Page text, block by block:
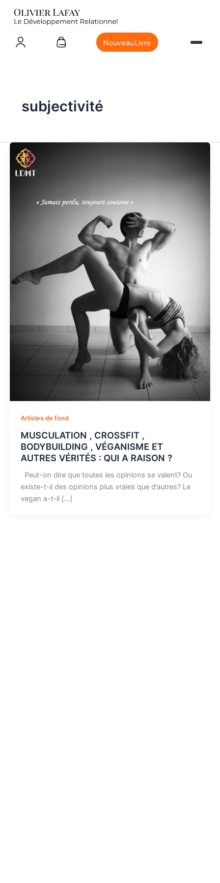
Nouveau Livre
subjectivité
Articles de fond
MUSCULATION , CROSSFIT ,
BODYBUILDING , VÉGANISME ET
AUTRES VÉRITÉS : QUI A RAISON ?
Peut-on dire que toutes les opinions se valent? Ou
existe-t-il des opinions plus vraies que d’autres? Le
vegan a-t-il […]